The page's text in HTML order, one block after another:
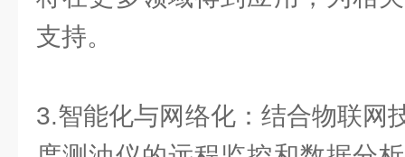
支持。
3.智能化与网络化：结合物联网